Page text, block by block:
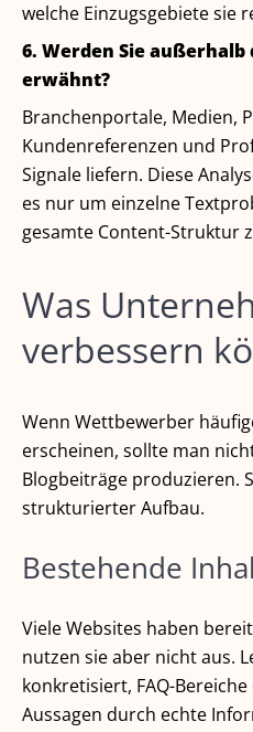
welche Einzugsgebiete sie
6. Werden Sie
erwähnt?
Branchenportale, Medien,
Kundenreferenzen und
Signale liefern. Diese
es nur um einzelne
gesamte Content-Struktur
Was
verbessern
Wenn Wettbewerber
erscheinen, sollte man
Blogbeiträge produzieren.
strukturierter Aufbau.
Bestehende
Viele Websites haben
nutzen sie aber nicht aus.
konkretisiert, FAQ-
Aussagen durch echte